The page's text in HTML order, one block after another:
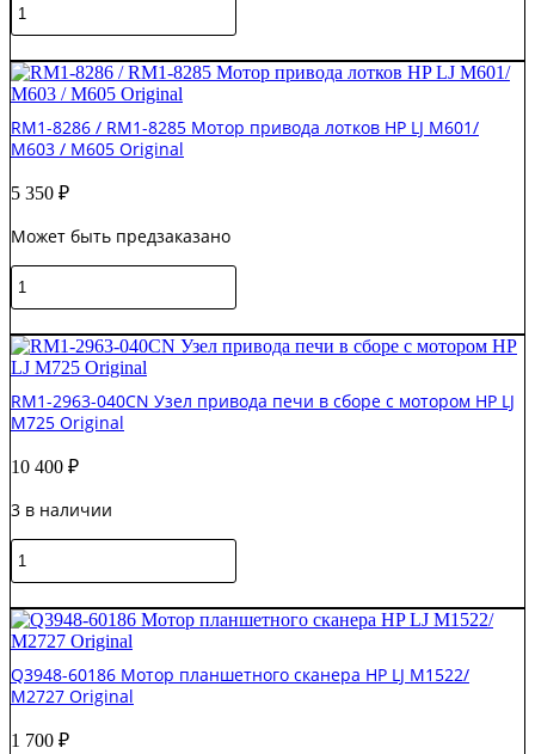
товара
7344
/
RM2-
7345
Мотор
CLJ
MF735
RM1-8286 / RM1-8285 Мотор привода лотков HP LJ M601/
M603 / M605 Original
5 350 ₽
Может быть предзаказано
Количество
товара
8286
/
RM1-
8285
Мотор
лотков
LJ
M603
/
Original
RM1-2963-040CN Узел привода печи в сборе с мотором HP LJ
M725 Original
10 400 ₽
3 в наличии
Количество
товара
2963-
040CN
Узел
привода
печи
сборе
Q3948-60186 Мотор планшетного сканера HP LJ M1522/
M2727 Original
1 700 ₽